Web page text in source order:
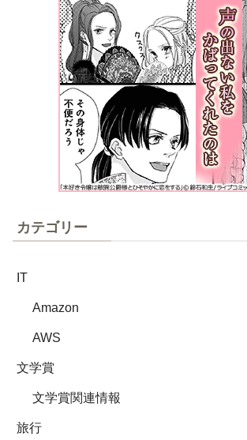
カテゴリー
IT
Amazon
AWS
文学賞
文学賞関連情報
旅行